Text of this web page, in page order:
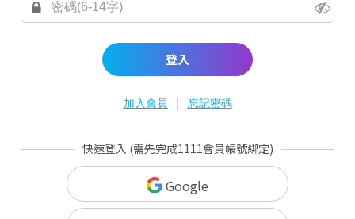
登入
加入會員 | 忘記密碼
快速登入 (需先完成1111會員帳號綁定)
Google